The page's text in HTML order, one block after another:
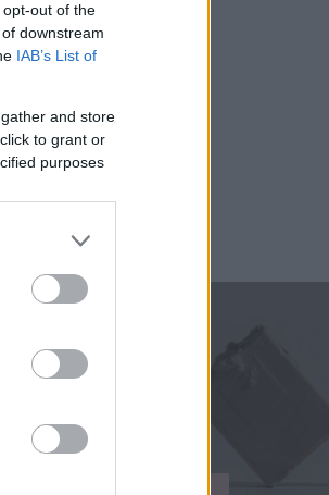
out of the
downstream
IAB’s List of
and store
to grant or
purposes